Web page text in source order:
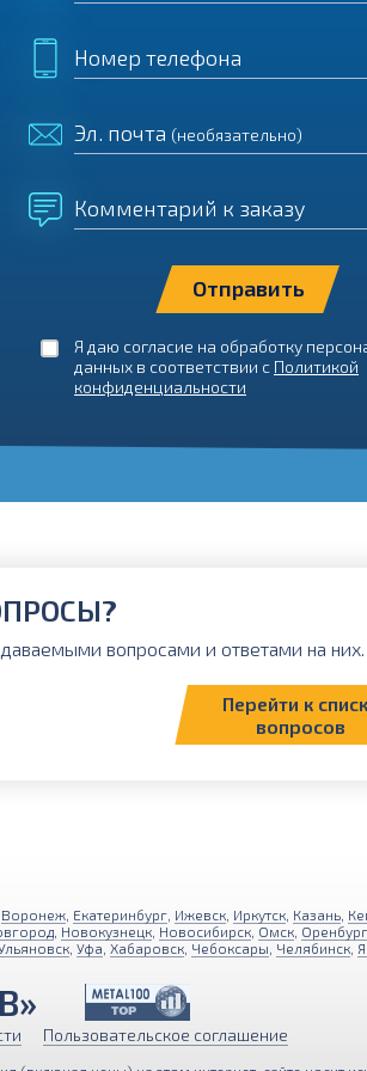
Номер телефона
Эл. почта (необязательно)
Комментарий к заказу
Я даю согласие на обработку
данных в соответствии с Политикой
конфиденциальности
вопросами и ответами на
Перейти к
вопросов
Воронеж Екатеринбург Ижевск Иркутск Казань
Новокузнецк Новосибирск Омск Оренбург
Уфа Хабаровск Чебоксары Челябинск
Пользовательское соглашение